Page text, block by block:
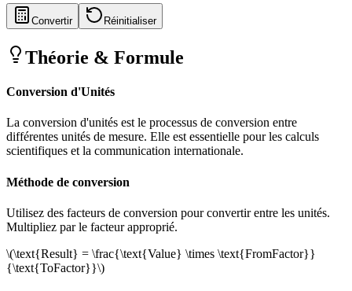
Convertir Réinitialiser
Théorie & Formule
Conversion d'Unités
La conversion d'unités est le processus de conversion entre
différentes unités de mesure. Elle est essentielle pour les calculs
scientifiques et la communication internationale.
Méthode de conversion
Utilisez des facteurs de conversion pour convertir entre les unités.
Multipliez par le facteur approprié.
\(\text{Result} = \frac{\text{Value} \times \text{FromFactor}}
{\text{ToFactor}}\)